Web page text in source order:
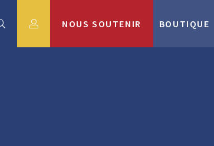
NOUS SOUTENIR BOUTIQUE